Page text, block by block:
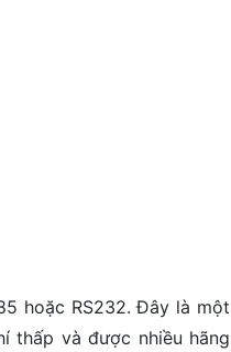
hoặc RS232. Đây là một
thấp và được nhiều hãng